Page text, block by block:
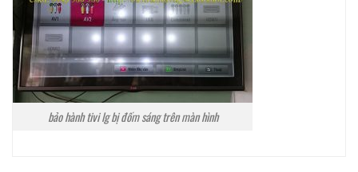
bảo hành tivi lg bị đốm sáng trên màn hình